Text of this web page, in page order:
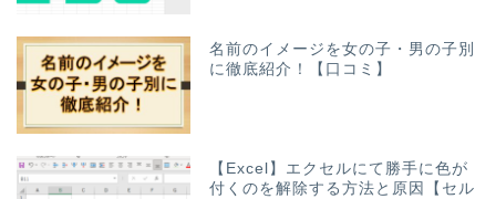
名前のイメージを女の子・男の子別
に徹底紹介！【口コミ】
【Excel】エクセルにて勝手に色が
付くのを解除する方法と原因【セル